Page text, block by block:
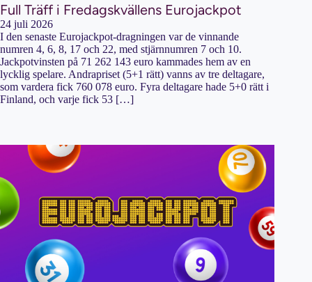
Full Träff i Fredagskvällens Eurojackpot
24 juli 2026
I den senaste Eurojackpot-dragningen var de vinnande
numren 4, 6, 8, 17 och 22, med stjärnnumren 7 och 10.
Jackpotvinsten på 71 262 143 euro kammades hem av en
lycklig spelare. Andrapriset (5+1 rätt) vanns av tre deltagare,
som vardera fick 760 078 euro. Fyra deltagare hade 5+0 rätt i
Finland, och varje fick 53 […]